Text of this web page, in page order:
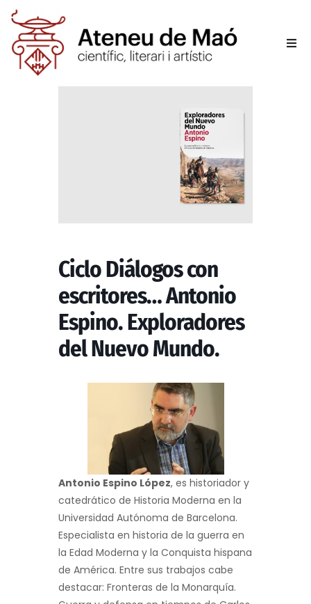
Ciclo Diálogos con
escritores… Antonio
Espino. Exploradores
del Nuevo Mundo.
Antonio Espino López, es historiador y
catedrático de Historia Moderna en la
Universidad Autónoma de Barcelona.
Especialista en historia de la guerra en
la Edad Moderna y la Conquista hispana
de América. Entre sus trabajos cabe
destacar: Fronteras de la Monarquía.